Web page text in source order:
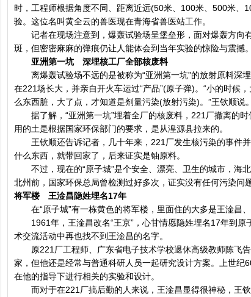
时，工程师根据角度不同、距离近远(50米、100米、500米
验。这位名叫黄全云的兽医现在青海省兽医站工作。
记者在现场注意到，爆轰试验场呈堡垒形，面对爆轰方向
斑，但密密麻麻的弹痕仍让人能体会到当年实验的惊险与震撼。
亚洲第一坑 深埋核工厂全部核废料
离爆轰试验场不远的是被称为“亚洲第一坑”的放射原料深
在221场长大，并亲自开火车运过“产品”(原子弹)。“小的时候
么东西脏，大了点，才知道是剂量污染(放射污染)。”王钦顺说。
据了解，“亚洲第一坑”埋着全厂的核废料，221厂撤离的时
用的土是根据国家环保部门的要求，是从湟源县拉来的。
王钦顺还告诉记者，几十年来，221厂发生核污染的事件并
什么东西，就带回家了，后来证实是铀原料。
不过，现在的“原子城”是个安全、漂亮、卫生的城市，海
北州前，国家环保总局曾检测过好多次，证实没有任何污染问题
将军楼 王淦昌隐姓埋名17年
在“原子城”有一栋黄色的将军楼，里面住的大多是王淦昌、
1961年，王淦昌改名“王京”，心甘情愿隐姓埋名17年到原
术交流活动中再也找不到王淦昌的名字。
原221厂工程师、广东省电子技术学校退休高级教师陈飞
家，但他还是经常与普通科研人员一起研究设计方案。上世纪
在他的指导下进行相关的实验和设计。
而对于在221厂搞后勤的人来说，王淦昌显得很神秘，王钦